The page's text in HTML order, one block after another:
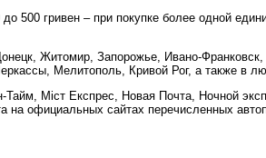
500 гривен – при покупке более одной
Житомир, Запорожье, Ивано-
Мелитополь, Кривой Рог, а также в
Міст Експрес, Новая Почта, Ночной
на официальных сайтах перечисленных